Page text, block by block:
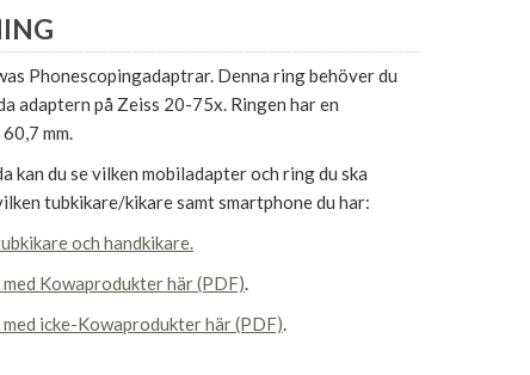
Phonescopingadaptrar. Denna ring behöver du
adaptern på Zeiss 20-75x. Ringen har en
mm.
kan du se vilken mobiladapter och ring du ska
tubkikare/kikare samt smartphone du har:
och handkikare.
Kowaprodukter här (PDF).
icke-Kowaprodukter här (PDF).